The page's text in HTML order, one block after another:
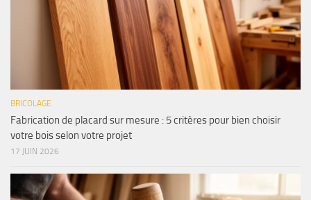
BRICOLAGE
Fabrication de placard sur mesure : 5 critères pour bien choisir
votre bois selon votre projet
17 JUIN 2026